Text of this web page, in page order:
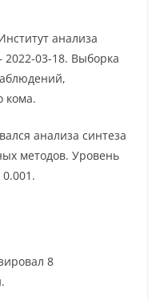
анализа
2022-03-18. Выборка
кома.
анализа синтеза
методов. Уровень
8